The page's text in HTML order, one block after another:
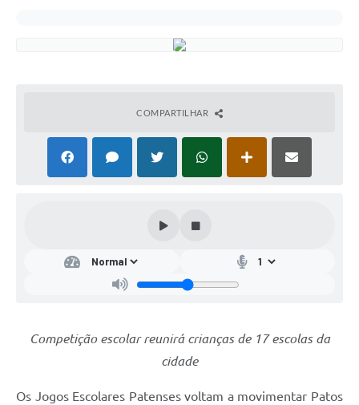
COMPARTILHAR
Competição escolar reunirá crianças de 17 escolas da
cidade
Os Jogos Escolares Patenses voltam a movimentar Patos